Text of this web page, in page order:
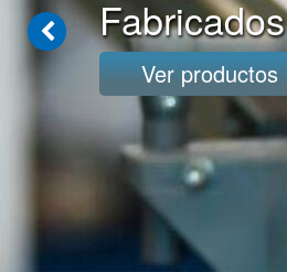
Ver productos